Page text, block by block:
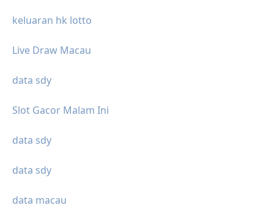
keluaran hk lotto
Live Draw Macau
data sdy
Slot Gacor Malam Ini
data sdy
data sdy
data macau